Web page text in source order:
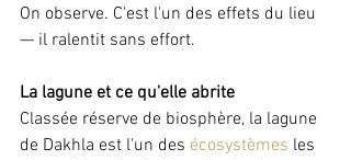
On observe. C'est l'un des effets du lieu
— il ralentit sans effort.
La lagune et ce qu'elle abrite
Classée réserve de biosphère, la lagune
de Dakhla est l'un des écosystèmes les